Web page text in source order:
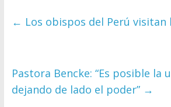
← Los obispos del Perú visitan
Pastora Bencke: “Es posible la
dejando de lado el poder” →